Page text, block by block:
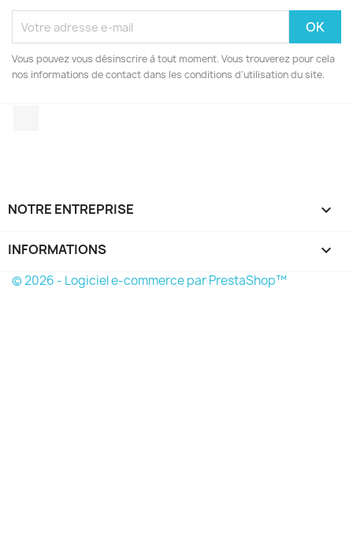
Vous pouvez vous désinscrire à tout moment. Vous trouverez pour cela
nos informations de contact dans les conditions d'utilisation du site.
NOTRE ENTREPRISE 
INFORMATIONS keyboard_arrow_down
© 2026 - Logiciel e-commerce par PrestaShop™